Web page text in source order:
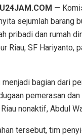
—
sejumlah barang
pribadi dan rumah
Riau, SF Hariyanto,
bagian dari
pemerasan
nonaktif, Abdul
tersebut, tim